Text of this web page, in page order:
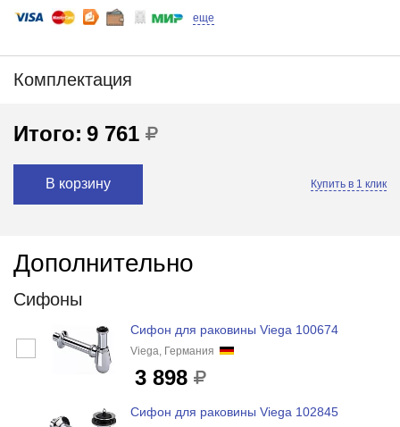
еще
Комплектация
Итого: 9 761
В корзину Купить в 1 клик
Дополнительно
Сифоны
Сифон для раковины Viega 100674
Viega, Германия
3 898
Сифон для раковины Viega 102845